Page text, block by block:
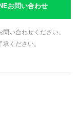
お問い合わせ
い合わせください。
ください。